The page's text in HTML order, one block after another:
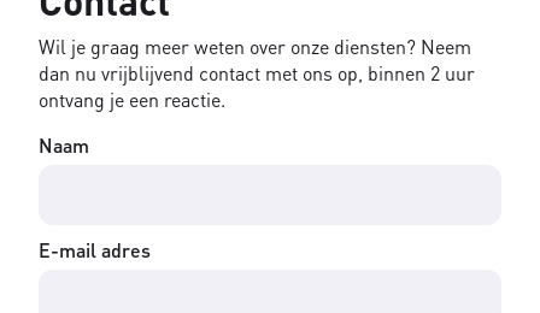
Wil je graag meer weten over onze diensten? Neem
dan nu vrijblijvend contact met ons op, binnen 2 uur
ontvang je een reactie.
Naam
E-mail adres